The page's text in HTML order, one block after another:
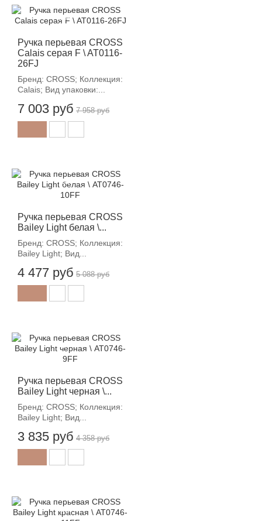
Ручка перьевая CROSS
Calais серая F \ AT0116-
26FJ
Бренд: CROSS; Коллекция:
Calais; Вид упаковки:...
7 003 руб
-12%
7 958 руб
Ручка перьевая CROSS
Bailey Light белая \...
Бренд: CROSS; Коллекция:
Bailey Light; Вид...
4 477 руб
-12%
5 088 руб
Ручка перьевая CROSS
Bailey Light черная \...
Бренд: CROSS; Коллекция:
Bailey Light; Вид...
3 835 руб
-12%
4 358 руб
-12%